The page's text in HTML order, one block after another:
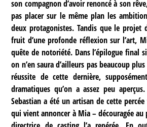
son compagnon d’avoir renoncé à son
pas placer sur le même plan les
deux protagonistes. Tandis que le projet
fruit d’une profonde réflexion sur l’art,
quête de notoriété. Dans l’épilogue final
on n’en saura d’ailleurs pas beaucoup
réussite de cette dernière,
dramatiques qu’on a assez peu
Sebastian a été un artisan de cette
qui vient annoncer à Mia – découragée au